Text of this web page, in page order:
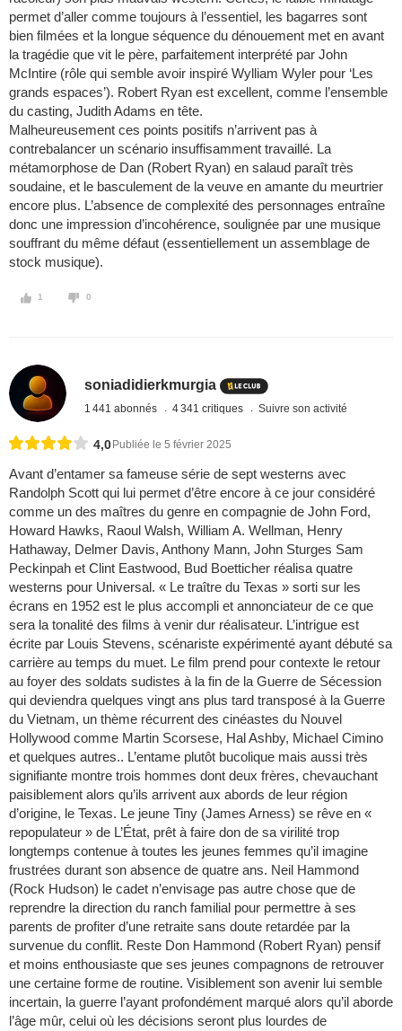
permet d’aller comme toujours à l’essentiel, les bagarres sont
bien filmées et la longue séquence du dénouement met en avant
la tragédie que vit le père, parfaitement interprété par John
McIntire (rôle qui semble avoir inspiré Wylliam Wyler pour ‘Les
grands espaces’). Robert Ryan est excellent, comme l’ensemble
du casting, Judith Adams en tête.
Malheureusement ces points positifs n’arrivent pas à
contrebalancer un scénario insuffisamment travaillé. La
métamorphose de Dan (Robert Ryan) en salaud paraît très
soudaine, et le basculement de la veuve en amante du meurtrier
encore plus. L’absence de complexité des personnages entraîne
donc une impression d’incohérence, soulignée par une musique
souffrant du même défaut (essentiellement un assemblage de
stock musique).
1 0
soniadidierkmurgia
1 441 abonnés 4 341 critiques Suivre son activité
4,0 Publiée le 5 février 2025
Avant d’entamer sa fameuse série de sept westerns avec
Randolph Scott qui lui permet d’être encore à ce jour considéré
comme un des maîtres du genre en compagnie de John Ford,
Howard Hawks, Raoul Walsh, William A. Wellman, Henry
Hathaway, Delmer Davis, Anthony Mann, John Sturges Sam
Peckinpah et Clint Eastwood, Bud Boetticher réalisa quatre
westerns pour Universal. « Le traître du Texas » sorti sur les
écrans en 1952 est le plus accompli et annonciateur de ce que
sera la tonalité des films à venir dur réalisateur. L’intrigue est
écrite par Louis Stevens, scénariste expérimenté ayant débuté sa
carrière au temps du muet. Le film prend pour contexte le retour
au foyer des soldats sudistes à la fin de la Guerre de Sécession
qui deviendra quelques vingt ans plus tard transposé à la Guerre
du Vietnam, un thème récurrent des cinéastes du Nouvel
Hollywood comme Martin Scorsese, Hal Ashby, Michael Cimino
et quelques autres.. L’entame plutôt bucolique mais aussi très
signifiante montre trois hommes dont deux frères, chevauchant
paisiblement alors qu’ils arrivent aux abords de leur région
d’origine, le Texas. Le jeune Tiny (James Arness) se rêve en «
repopulateur » de L’État, prêt à faire don de sa virilité trop
longtemps contenue à toutes les jeunes femmes qu’il imagine
frustrées durant son absence de quatre ans. Neil Hammond
(Rock Hudson) le cadet n’envisage pas autre chose que de
reprendre la direction du ranch familial pour permettre à ses
parents de profiter d’une retraite sans doute retardée par la
survenue du conflit. Reste Don Hammond (Robert Ryan) pensif
et moins enthousiaste que ses jeunes compagnons de retrouver
une certaine forme de routine. Visiblement son avenir lui semble
incertain, la guerre l’ayant profondément marqué alors qu’il aborde
l’âge mûr, celui où les décisions seront plus lourdes de